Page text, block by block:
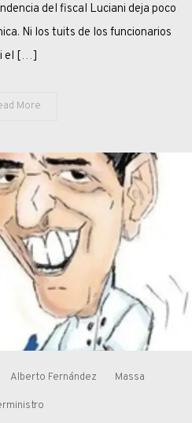
del fiscal Luciani deja poco
Ni los tuits de los funcionarios
el […]
More
Alberto Fernández Massa